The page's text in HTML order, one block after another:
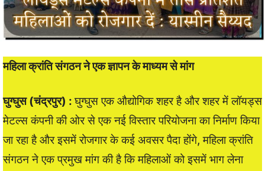
महिला क्रांति संगठन ने एक ज्ञापन के माध्यम से मांग
घुग्घुस (चंद्रपुर) :घुग्घुस एक औद्योगिक शहर है और शहर में लॉयड्स
मेटल्स कंपनी की ओर से एक नई विस्तार परियोजना का निर्माण किया
जा रहा है और इसमें रोजगार के कई अवसर पैदा होंगे, महिला क्रांति
संगठन ने एक प्रमुख मांग की है कि महिलाओं को इसमें भाग लेना